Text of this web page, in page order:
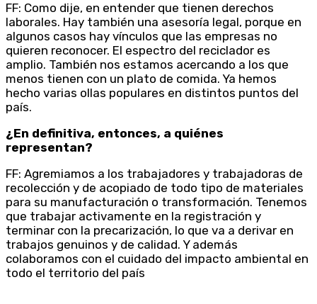
FF: Como dije, en entender que tienen derechos
laborales. Hay también una asesoría legal, porque en
algunos casos hay vínculos que las empresas no
quieren reconocer. El espectro del reciclador es
amplio. También nos estamos acercando a los que
menos tienen con un plato de comida. Ya hemos
hecho varias ollas populares en distintos puntos del
país.
¿En definitiva, entonces, a quiénes
representan?
FF: Agremiamos a los trabajadores y trabajadoras de
recolección y de acopiado de todo tipo de materiales
para su manufacturación o transformación. Tenemos
que trabajar activamente en la registración y
terminar con la precarización, lo que va a derivar en
trabajos genuinos y de calidad. Y además
colaboramos con el cuidado del impacto ambiental en
todo el territorio del país